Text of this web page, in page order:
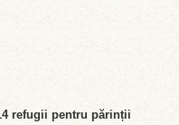
refugii pentru părinții